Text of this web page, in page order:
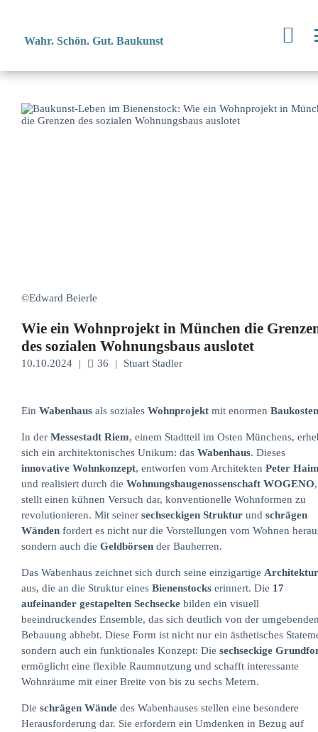
Wahr. Schön. Gut. Baukunst
©Edward Beierle
Wie ein Wohnprojekt in München die
des sozialen Wohnungsbaus auslotet
10.10.2024 | 36 | Stuart Stadler
Ein Wabenhaus als soziales Wohnprojekt mit enormen Baukosten
In der Messestadt Riem, einem Stadtteil im Osten Münchens,
sich ein architektonisches Unikum: das Wabenhaus. Dieses
innovative Wohnkonzept, entworfen vom Architekten Peter
und realisiert durch die Wohnungsbaugenossenschaft WOGENO,
stellt einen kühnen Versuch dar, konventionelle Wohnformen zu
revolutionieren. Mit seiner sechseckigen Struktur und schrägen
Wänden fordert es nicht nur die Vorstellungen vom Wohnen
sondern auch die Geldbörsen der Bauherren.
Das Wabenhaus zeichnet sich durch seine einzigartige Architektur
aus, die an die Struktur eines Bienenstocks erinnert. Die 17
aufeinander gestapelten Sechsecke bilden ein visuell
beeindruckendes Ensemble, das sich deutlich von der
Bebauung abhebt. Diese Form ist nicht nur ein ästhetisches
sondern auch ein funktionales Konzept: Die sechseckige
ermöglicht eine flexible Raumnutzung und schafft interessante
Wohnräume mit einer Breite von bis zu sechs Metern.
Die schrägen Wände des Wabenhauses stellen eine besondere
Herausforderung dar. Sie erfordern ein Umdenken in Bezug auf